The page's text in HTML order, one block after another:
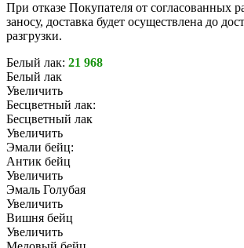
При отказе Покупателя от согласованных
заносу, доставка будет осуществлена до
разгрузки.
Белый лак: 21 968
Белый лак
Увеличить
Бесцветный лак:
Бесцветный лак
Увеличить
Эмали бейц:
Антик бейц
Увеличить
Эмаль Голубая
Увеличить
Вишня бейц
Увеличить